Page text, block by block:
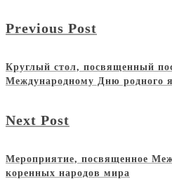
Previous Post
Круглый стол, посвященный
Международному Дню родного
Next Post
Мероприятие, посвященное
коренных народов мира